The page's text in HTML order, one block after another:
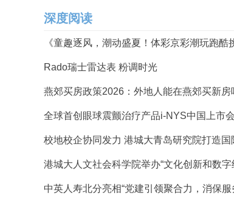
深度阅读
《童趣逐风，潮动盛夏！体彩京彩潮玩跑酷
Rado瑞士雷达表 粉调时光
燕郊买房政策2026：外地人能在燕郊买新房
全球首创眼球震颤治疗产品i-NYS中国上市
校地校企协同发力 港城大青岛研究院打造国
港城大人文社会科学院举办“文化创新和数
中英人寿北分亮相“党建引领聚合力，消保